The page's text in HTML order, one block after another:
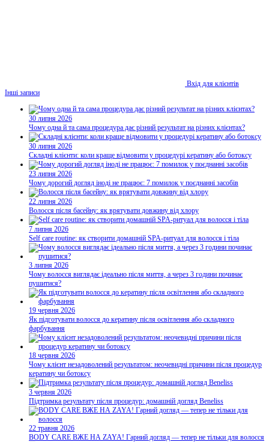
Вхід для клієнтів
Інші записи
30 липня 2026
Чому одна й та сама процедура дає різний результат на різних клієнтах?
30 липня 2026
Складні клієнти: коли краще відмовити у процедурі кератину або ботоксу
23 липня 2026
Чому дорогий догляд іноді не працює: 7 помилок у поєднанні засобів
22 липня 2026
Волосся після басейну: як врятувати довжину від хлору
7 липня 2026
Self care routine: як створити домашній SPA-ритуал для волосся і тіла
3 липня 2026
Чому волосся виглядає ідеально після миття, а через 3 години починає
пушитися?
19 червня 2026
Як підготувати волосся до кератину після освітлення або складного
фарбування
18 червня 2026
Чому клієнт незадоволений результатом: неочевидні причини після процедур
кератину чи ботоксу
3 червня 2026
Підтримка результату після процедур: домашній догляд Beneliss
22 травня 2026
BODY CARE ВЖЕ НА ZAYA! Гарний догляд — тепер не тільки для волосся